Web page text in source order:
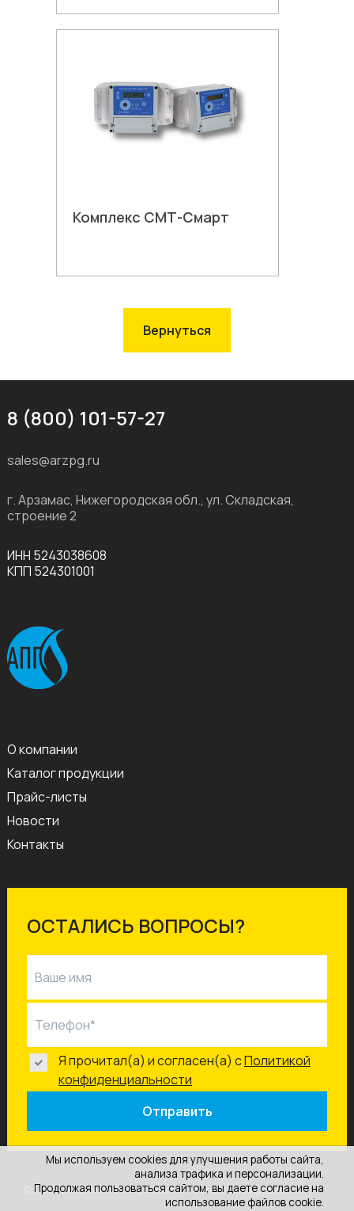
Мы используем cookies для улучшения работы сайта,
анализа трафика и персонализации.
Продолжая пользоваться сайтом, вы даете согласие на
использование файлов cookie.
В корзину
Комплекс СМТ-Смарт
Вернуться
8 (800) 101-57-27
sales@arzpg.ru
г. Арзамас, Нижегородская обл., ул. Складская,
строение 2
ИНН 5243038608
КПП 524301001
О компании
Каталог продукции
Прайс-листы
Новости
Контакты
ОСТАЛИСЬ ВОПРОСЫ?
Ваше имя
Телефон*
Я прочитал(а) и согласен(а) сПолитикой
конфиденциальности.
Отправить
© 2025 Компания «АПГ» промышленное газовое оборудование